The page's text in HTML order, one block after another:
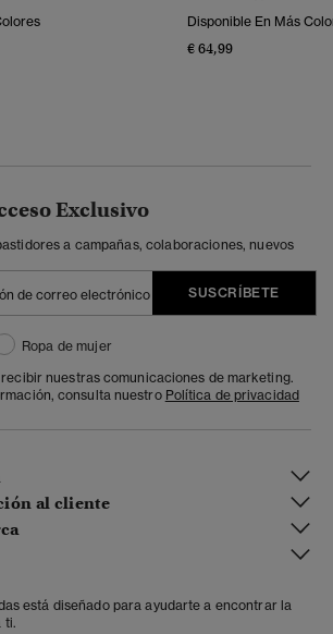
Disponible En Más
€ 64,99
Exclusivo
a campañas, colaboraciones, nuevos
SUSCRÍBETE
Ropa de mujer
nuestras comunicaciones de marketing.
consulta nuestro Política de privacidad
al cliente
está diseñado para ayudarte a encontrar la
ti.